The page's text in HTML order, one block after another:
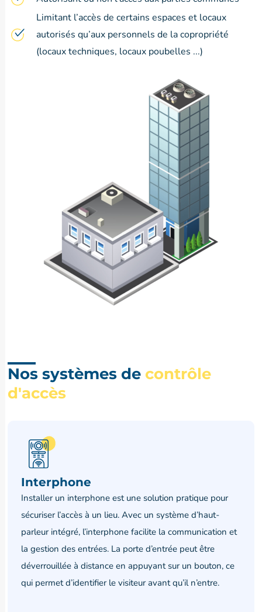
Limitant l’accès de certains espaces et locaux
autorisés qu’aux personnels de la copropriété
(locaux techniques, locaux poubelles ...)
Nos systèmes de contrôle
d'accès
Interphone
Installer un interphone est une solution pratique pour
sécuriser l’accès à un lieu. Avec un système d’haut-
parleur intégré, l’interphone facilite la communication et
la gestion des entrées. La porte d’entrée peut être
déverrouillée à distance en appuyant sur un bouton, ce
qui permet d’identifier le visiteur avant qu’il n’entre.